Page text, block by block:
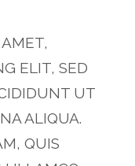
ELIT, SED
UT
ALIQUA.
QUIS